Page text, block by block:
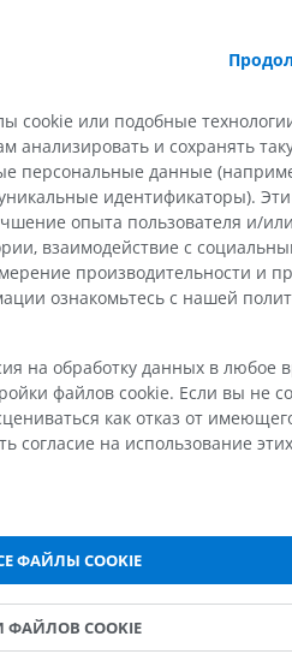
КТ-
КТ
ПРЕМИУМ
МРТ
заднего
MPT
ПРЕМИУМ
стопы
MPT
ПРЕМИУМ
Голень
cookie или подобные
анализировать и сохранять
персональные данные
идентификаторы).
опыта пользователя и/
взаимодействие с
производительности и
ознакомьтесь с нашей
на обработку данных в любое
файлов cookie. Если вы не
как отказ от
на использование
ФАЙЛЫ COOKIE
COOKIE